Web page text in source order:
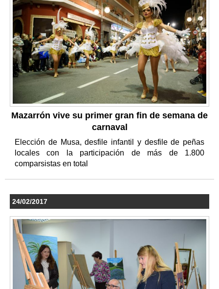
Mazarrón vive su primer gran fin de semana de
carnaval
Elección de Musa, desfile infantil y desfile de peñas
locales con la participación de más de 1.800
comparsistas en total
24/02/2017